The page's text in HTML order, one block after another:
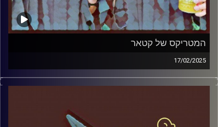
המטריקס של קטאר
17/02/2025
המערכת הפוליטית על ספת הפסיכולוג, עם פרופסור בועז בן-
דוד ופרופסור גלעד הירשברגר